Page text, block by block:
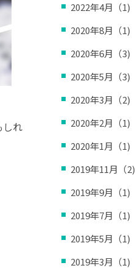
しれ
2022年4月（1)
2020年8月（1)
2020年6月（3)
2020年5月（3)
2020年3月（2)
2020年2月（1)
2020年1月（1)
2019年11月（2)
2019年9月（1)
2019年7月（1)
2019年5月（1)
2019年3月（1)